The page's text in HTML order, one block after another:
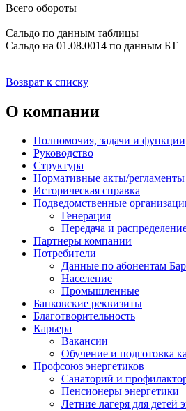
Всего обороты
Сальдо по данным таблицы
Сальдо на 01.08.0014 по данным БТ
Возврат к списку
О компании
Полномочия, задачи и функции
Руководство
Структура
Нормативные акты/регламенты
Историческая справка
Подведомственные
Генерация
Передача и
Партнеры компании
Потребители
Данные по абонентам
Население
Промышленные
Банковские реквизиты
Благотворительность
Карьера
Вакансии
Обучение и подготовка
Профсоюз энергетиков
Санаторий и
Пенсионеры энергетики
Летние лагеря для детей